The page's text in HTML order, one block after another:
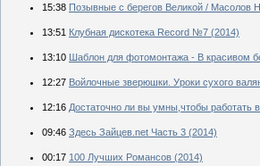
15:38 Позывные с берегов Великой / Масолов
13:51 Клубная дискотека Record №7 (2014)
13:10 Шаблон для фотомонтажа - В красивом
12:27 Войлочные зверюшки. Уроки сухого
12:16 Достаточно ли вы умны,чтобы работать
09:46 Здесь Зайцев.net Часть 3 (2014)
00:17 100 Лучших Романсов (2014)